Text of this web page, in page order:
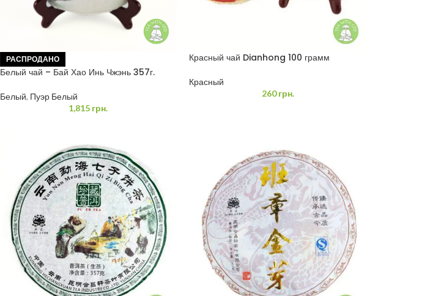
РАСПРОДАНО
Белый чай – Бай Хао Инь Чжэнь 357г.
Белый, Пуэр Белый
1,815 грн.
Красный чай Dianhong 100 грамм
Красный
260грн.